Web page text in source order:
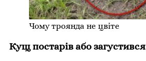
Чому троянда не цвіте
Кущ постарів або загустився